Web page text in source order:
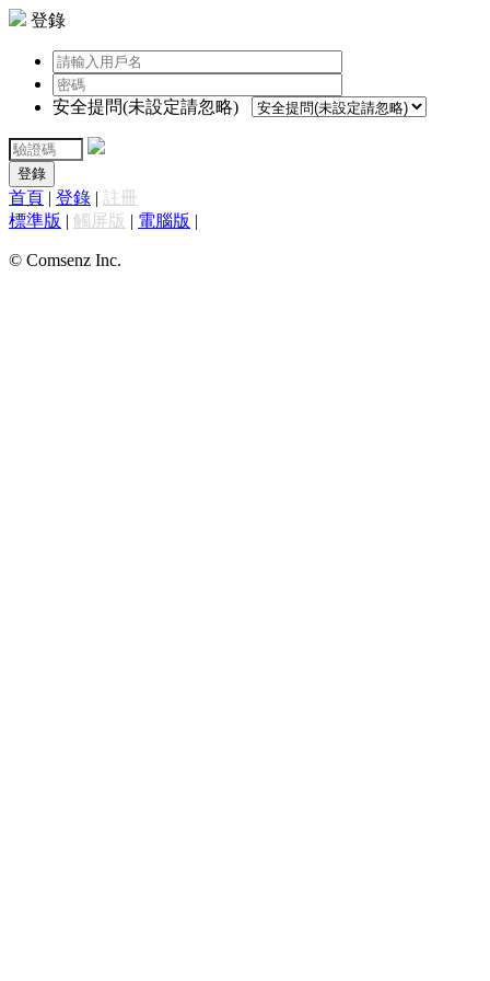
登錄
安全提問(未設定請忽略)
登錄
首頁 | 登錄 | 註冊
標準版 | 觸屏版 | 電腦版 |
© Comsenz Inc.